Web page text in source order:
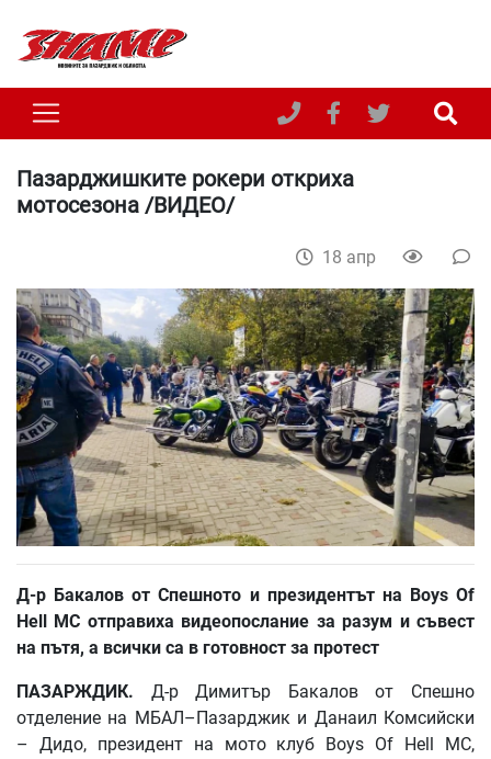
Пазарджишките рокери откриха
мотосезона /ВИДЕО/
18 апр
Д-р Бакалов от Спешното и президентът на Boys Of
Hell MC отправиха видеопослание за разум и съвест
на пътя, а всички са в готовност за протест
ПАЗАРЖДИК. Д-р Димитър Бакалов от Спешно
отделение на МБАЛ–Пазарджик и Данаил Комсийски
– Дидо, президент на мото клуб Boys Of Hell MC,